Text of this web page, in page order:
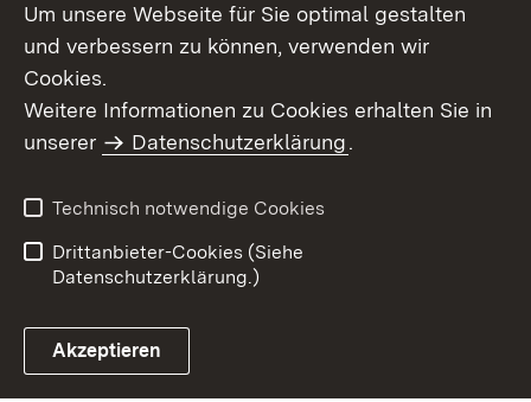
Um unsere Webseite für Sie optimal gestalten
und verbessern zu können, verwenden wir
Cookies.
Weitere Informationen zu Cookies erhalten Sie in
unserer
Datenschutzerklärung.
Technisch notwendige Cookies
Drittanbieter-Cookies (Siehe
Datenschutzerklärung.)
Akzeptieren